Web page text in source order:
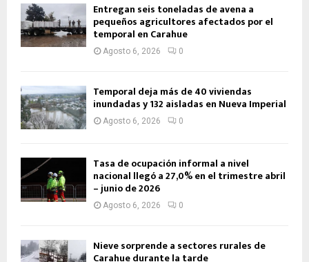
Entregan seis toneladas de avena a
pequeños agricultores afectados por el
temporal en Carahue
Agosto 6, 2026 0
Temporal deja más de 40 viviendas
inundadas y 132 aisladas en Nueva Imperial
Agosto 6, 2026 0
Tasa de ocupación informal a nivel
nacional llegó a 27,0% en el trimestre abril
– junio de 2026
Agosto 6, 2026 0
Nieve sorprende a sectores rurales de
Carahue durante la tarde